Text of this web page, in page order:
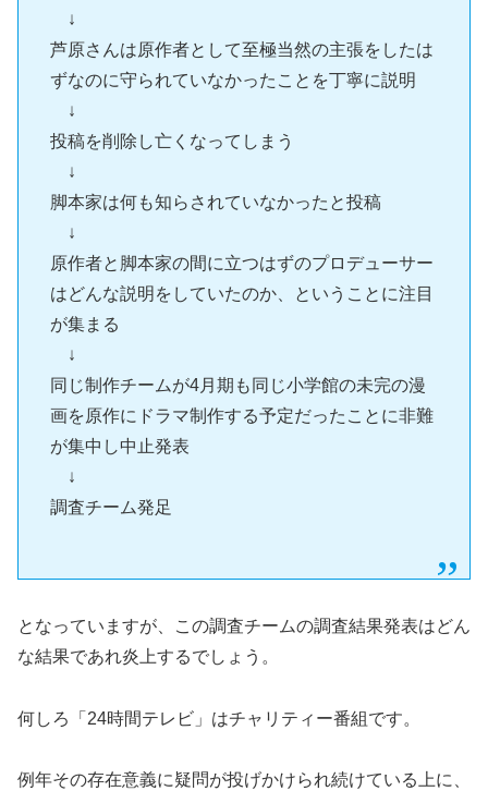
↓
芦原さんは原作者として至極当然の主張をしたは
ずなのに守られていなかったことを丁寧に説明
↓
投稿を削除し亡くなってしまう
↓
脚本家は何も知らされていなかったと投稿
↓
原作者と脚本家の間に立つはずのプロデューサー
はどんな説明をしていたのか、ということに注目
が集まる
↓
同じ制作チームが4月期も同じ小学館の未完の漫
画を原作にドラマ制作する予定だったことに非難
が集中し中止発表
↓
調査チーム発足
となっていますが、この調査チームの調査結果発表はどん
な結果であれ炎上するでしょう。
何しろ「24時間テレビ」はチャリティー番組です。
例年その存在意義に疑問が投げかけられ続けている上に、